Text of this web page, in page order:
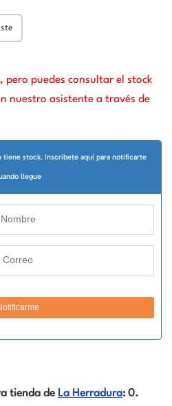
pero puedes consultar el stock
nuestro asistente a través de
tiene stock. Inscribete aquí para notificarte
llegue
tienda de La Herradura: 0.